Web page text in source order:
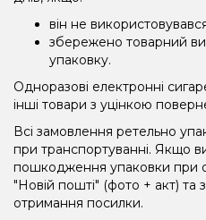
він не
збережено товарний
упаковку.
Одноразові електронні
інші товари з уцінкою
Всі замовлення ретельно
при транспортуванні. Якщо
пошкодження упаковки при
"Новій пошті" (фото + акт) та
отримання посилки.